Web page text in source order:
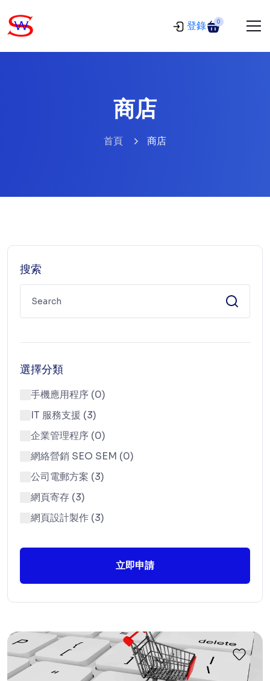
登錄 0
商店
首頁 商店
搜索
選擇分類
手機應用程序 (0)
IT 服務支援 (3)
企業管理程序 (0)
網絡營銷 SEO SEM (0)
公司電郵方案 (3)
網頁寄存 (3)
網頁設計製作 (3)
獨立主機, 虛擬主機 VPS , VM (0)
立即申請